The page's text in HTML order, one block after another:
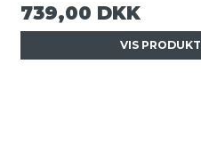
739,00 DKK
VIS PRODUKT